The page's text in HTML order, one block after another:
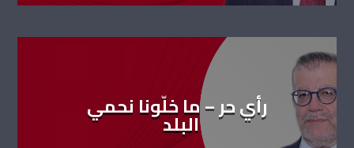
رأي حر – ما خلّونا نحمي
البلد